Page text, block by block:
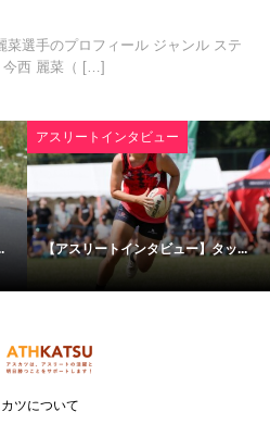
菜選手のプロフィール ジャンル ステ
今西 麗菜（ […]
アスリートインタビュー
【アスリートインタビュー】タッ...
ツについて